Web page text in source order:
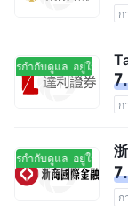
ก
ารกำกับดูแล อยู่ในการกำ
ก
ารกำกับดูแล อยู่ในการกำ
ก